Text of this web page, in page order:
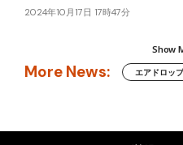
2024年10月17日 17時47分
Show
More News: エアドロップ